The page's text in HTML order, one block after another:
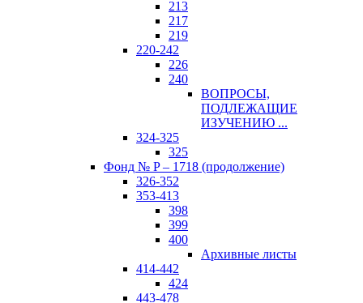
213
217
219
220-242
226
240
ВОПРОСЫ,
ПОДЛЕЖАЩИЕ
ИЗУЧЕНИЮ ...
324-325
325
Фонд № P – 1718 (продолжение)
326-352
353-413
398
399
400
Архивные листы
414-442
424
443-478